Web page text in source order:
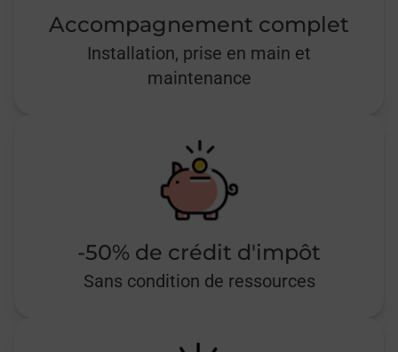
Accompagnement complet
Installation, prise en main et
maintenance
-50% de crédit d'impôt
Sans condition de ressources